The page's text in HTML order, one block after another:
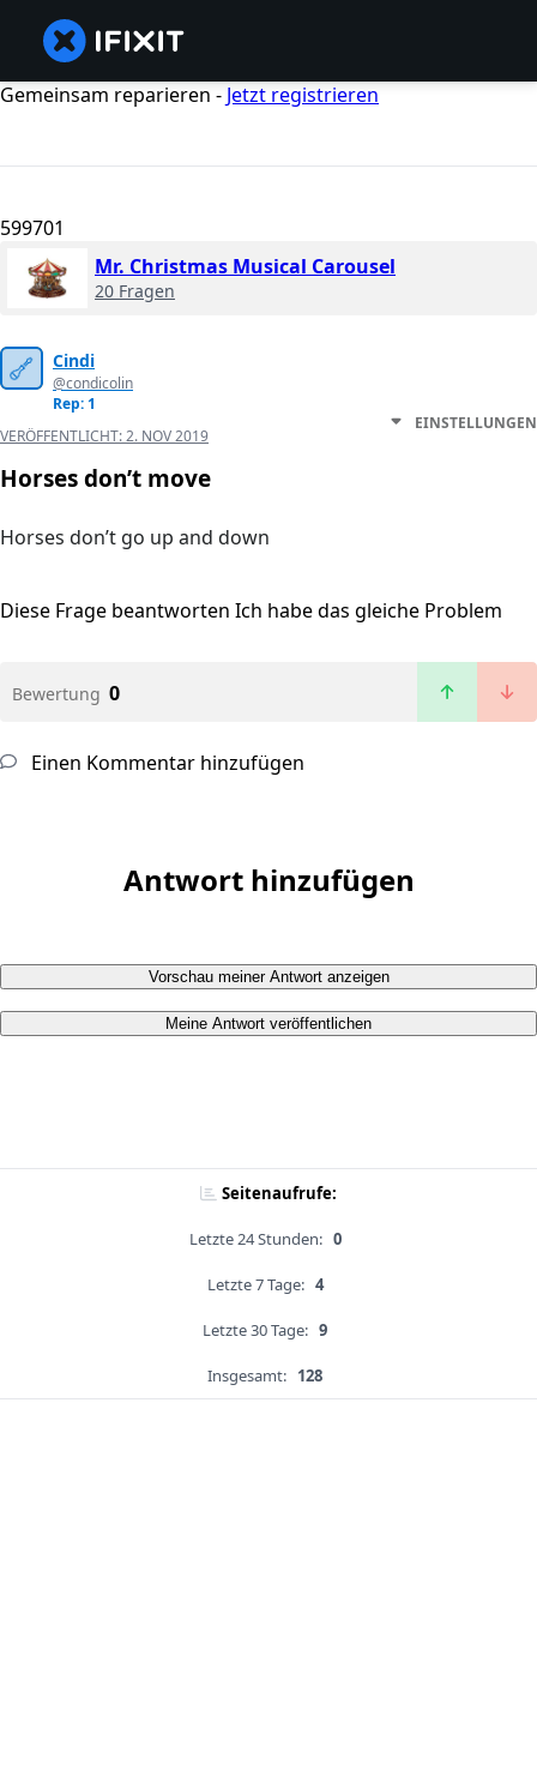
Gemeinsam reparieren - Jetzt registrieren
599701
Mr. Christmas Musical Carousel
20 Fragen
Cindi
@condicolin
Rep: 1
VERÖFFENTLICHT:2. NOV 2019
EINSTELLUNGEN
Horses don’t move
Horses don’t go up and down
Diese Frage beantworten Ich habe das gleiche Problem
Bewertung 0
Einen Kommentar hinzufügen
Antwort hinzufügen
Vorschau meiner Antwort anzeigen
Meine Antwort veröffentlichen
Seitenaufrufe:
Letzte 24 Stunden: 0
Letzte 7 Tage: 4
Letzte 30 Tage: 9
Insgesamt: 128